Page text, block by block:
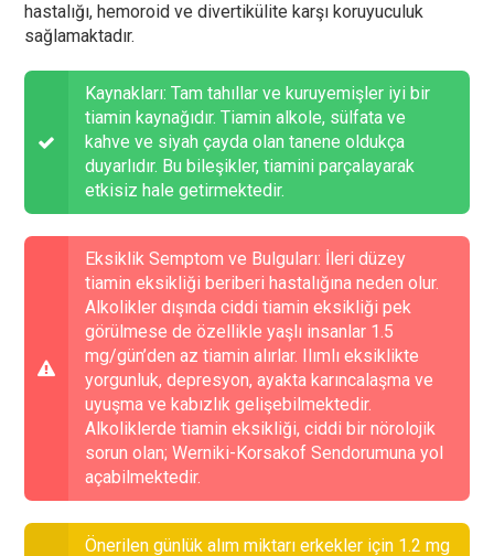
hastalığı, hemoroid ve divertikülite karşı koruyuculuk
sağlamaktadır.
Kaynakları: Tam tahıllar ve kuruyemişler iyi bir
tiamin kaynağıdır. Tiamin alkole, sülfata ve
kahve ve siyah çayda olan tanene oldukça
duyarlıdır. Bu bileşikler, tiamini parçalayarak
etkisiz hale getirmektedir.
Eksiklik Semptom ve Bulguları: İleri düzey
tiamin eksikliği beriberi hastalığına neden olur.
Alkolikler dışında ciddi tiamin eksikliği pek
görülmese de özellikle yaşlı insanlar 1.5
mg/gün’den az tiamin alırlar. Ilımlı eksiklikte
yorgunluk, depresyon, ayakta karıncalaşma ve
uyuşma ve kabızlık gelişebilmektedir.
Alkoliklerde tiamin eksikliği, ciddi bir nörolojik
sorun olan; Werniki-Korsakof Sendorumuna yol
açabilmektedir.
Önerilen günlük alım miktarı erkekler için 1.2 mg